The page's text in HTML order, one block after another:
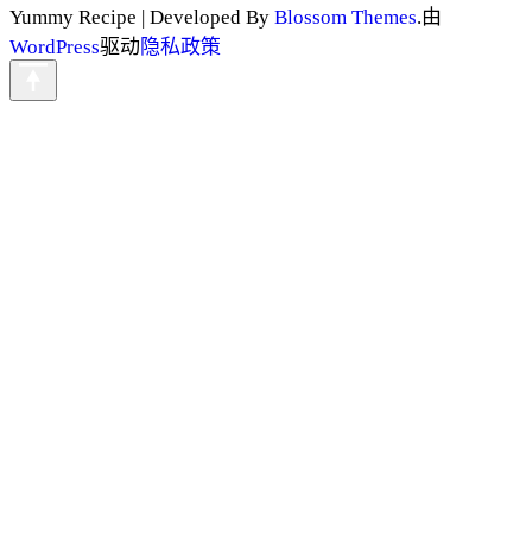
Yummy Recipe | Developed By Blossom Themes.由
WordPress驱动 隐私政策